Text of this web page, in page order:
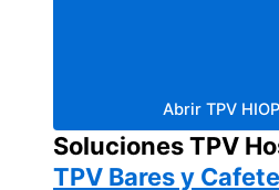
Abrir TPV
Soluciones TPV
TPV Bares y